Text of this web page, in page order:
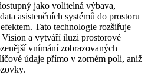
jako volitelná výbava,
asistenčních systémů do prostoru
Tato technologie rozšiřuje
a vytváří iluzi prostorové
vnímání zobrazovaných
údaje přímo v zorném poli, aniž